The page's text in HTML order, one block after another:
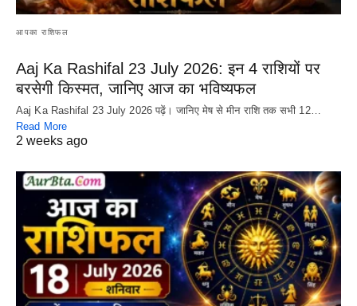
आपका राशिफल
Aaj Ka Rashifal 23 July 2026: इन 4 राशियों पर
बरसेगी किस्मत, जानिए आज का भविष्यफल
Aaj Ka Rashifal 23 July 2026 पढ़ें। जानिए मेष से मीन राशि तक सभी 12…
Read More
2 weeks ago